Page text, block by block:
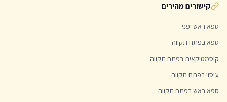
קישורים מהירים
ספא ראש יפני
ספא בפתח תקווה
קוסמטיקאית בפתח תקווה
עיסוי בפתח תקווה
ספא ראש בפתח תקווה